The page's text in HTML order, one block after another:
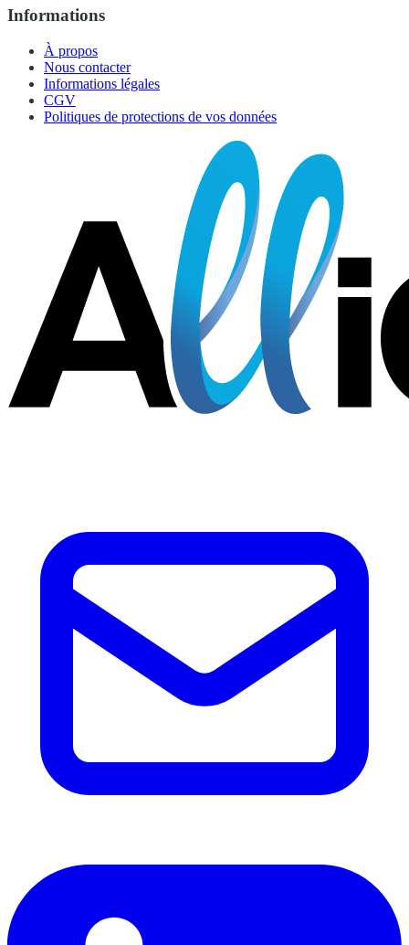
Informations
À propos
Nous contacter
Informations légales
CGV
Politiques de protections de vos données